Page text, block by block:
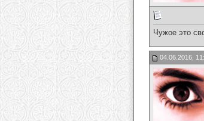
Чужое это
04.06.2016,